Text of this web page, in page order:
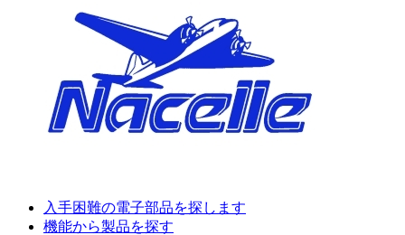
入手困難の電子部品を探します
機能から製品を探す